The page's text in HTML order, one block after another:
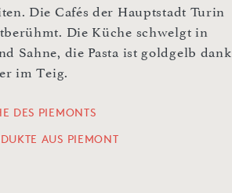
Die Cafés der Hauptstadt Turin
Die Küche schwelgt in
Sahne, die Pasta ist goldgelb dank
im Teig.
DES PIEMONTS
AUS PIEMONT